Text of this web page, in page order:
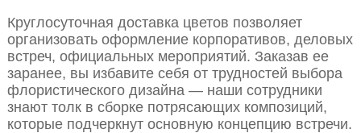
Круглосуточная доставка цветов позволяет
организовать оформление корпоративов, деловых
встреч, официальных мероприятий. Заказав ее
заранее, вы избавите себя от трудностей выбора
флористического дизайна — наши сотрудники
знают толк в сборке потрясающих композиций,
которые подчеркнут основную концепцию встречи.